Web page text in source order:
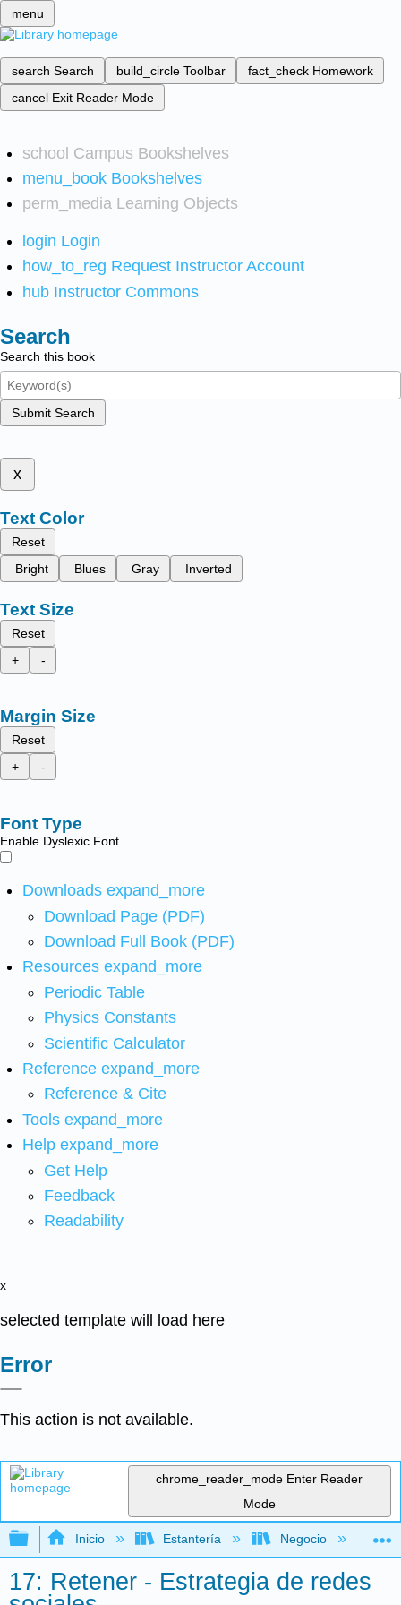
menu
search Search build_circle Toolbar fact_check Homework
cancel Exit Reader Mode
school Campus Bookshelves
menu_book Bookshelves
perm_media Learning Objects
login Login
how_to_reg Request Instructor Account
hub Instructor Commons
Search
Search this book
Submit Search
x
Text Color
Reset
Bright
Blues Gray Inverted
Text Size
Reset
+
-
Margin Size
Reset
+
-
Font Type
Enable Dyslexic Font
Downloads expand_more
Download Page (PDF)
Download Full Book (PDF)
Resources expand_more
Periodic Table
Physics Constants
Scientific Calculator
Reference expand_more
Reference & Cite
Tools expand_more
Help expand_more
Get Help
Feedback
Readability
x
selected template will load here
Error
This action is not available.
chrome_reader_mode Enter Reader
Mode
Expandir/contraer jerarquía global
Inicio Estantería Negocio
17: Retener - Estrategia de redes